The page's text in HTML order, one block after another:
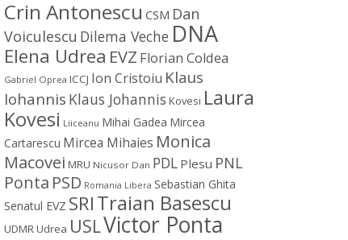
Crin Antonescu CSM Dan
Voiculescu Dilema Veche DNA
Elena Udrea EVZ Florian Coldea
Gabriel Oprea ICCJ Ion Cristoiu Klaus
Iohannis Klaus Johannis Kovesi Laura
Kovesi Liiceanu Mihai Gadea Mircea
Cartarescu Mircea Mihaies Monica
Macovei MRU Nicusor Dan PDL Plesu PNL
Ponta PSD Romania Libera Sebastian Ghita
Senatul EVZ SRITraian Basescu
UDMRUdrea USLVictor Ponta